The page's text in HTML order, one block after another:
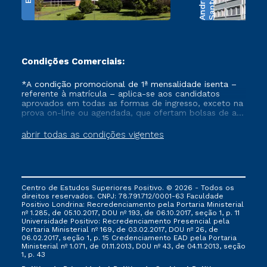
S
a
n
t
o
s
A
n
d
r
a
d
Condições Comerciais:
abrir todas as condições vigentes
*A condição promocional de 1ª mensalidade isenta –
referente à matrícula – aplica-se aos candidatos
aprovados em todas as formas de ingresso, exceto na
prova on-line ou agendada, que ofertam bolsas de até
vigente, que ainda não tenham efetivado e/ou não
tenham cancelado ou trancado sua matrícula em uma
via FIES, Prouni e outros programas governamentais, e
não se acumula com nenhuma outra campanha
ofertada pela Instituição.
Centro de Estudos Superiores Positivo. © 2026 - Todos os
direitos reservados. CNPJ: 78.791.712/0001-63 Faculdade
Positivo Londrina: Recredenciamento pela Portaria Ministerial
nº 1.285, de 05.10.2017, DOU nº 193, de 06.10.2017, seção 1, p. 11
Universidade Positivo: Recredenciamento Presencial ​pela
Portaria Ministerial nº 169, de 03.02.2017, DOU nº 26, de
06.02.2017, seção 1, p. 15 Credenciamento EAD pela Portaria
Ministerial nº 1.071, de 01.11.2013, DOU nº 43, de 04.11.2013, seção
1, p. 43